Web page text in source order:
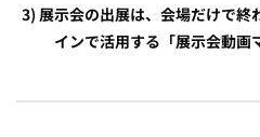
3) 展示会の出展は、会場だけで終
インで活用する「展示会動画